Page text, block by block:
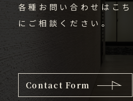
各種お問い合わせはこ
にご相談ください。
Contact Form